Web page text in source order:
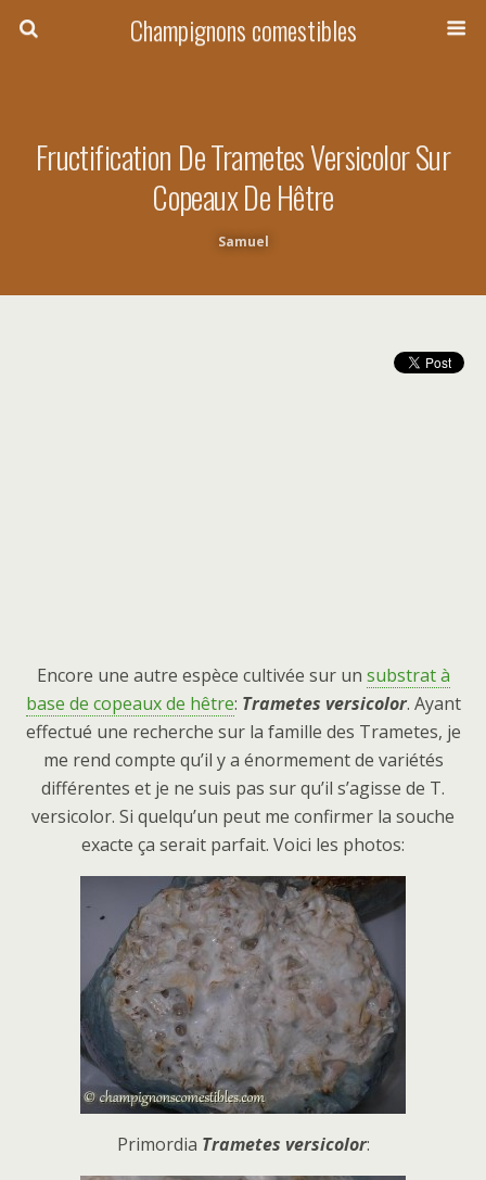
Champignons comestibles
Fructification De Trametes Versicolor Sur
Copeaux De Hêtre
Samuel
Encore une autre espèce cultivée sur un substrat à
base de copeaux de hêtre: Trametes versicolor. Ayant
effectué une recherche sur la famille des Trametes, je
me rend compte qu’il y a énormement de variétés
différentes et je ne suis pas sur qu’il s’agisse de T.
versicolor. Si quelqu’un peut me confirmer la souche
exacte ça serait parfait. Voici les photos:
Primordia Trametes versicolor: